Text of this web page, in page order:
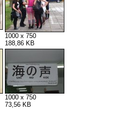
1000 x 750
188,86 KB
1000 x 750
73,56 KB